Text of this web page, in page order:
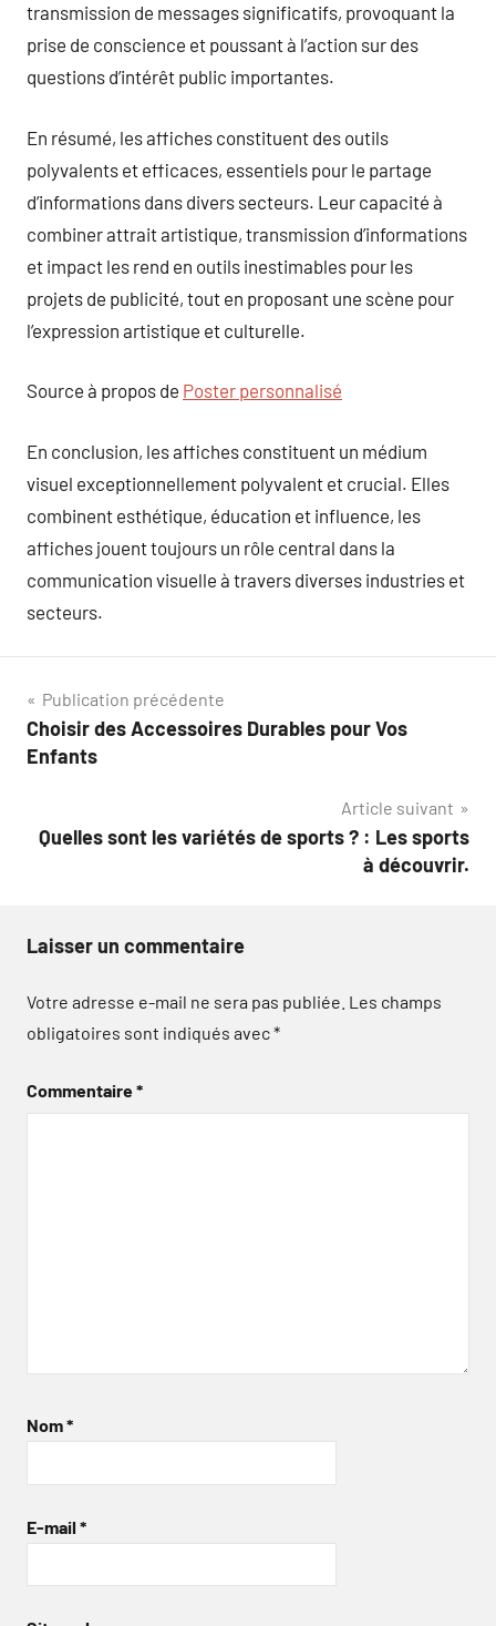
transmission de messages significatifs, provoquant la
prise de conscience et poussant à l’action sur des
questions d’intérêt public importantes.
En résumé, les affiches constituent des outils
polyvalents et efficaces, essentiels pour le partage
d’informations dans divers secteurs. Leur capacité à
combiner attrait artistique, transmission d’informations
et impact les rend en outils inestimables pour les
projets de publicité, tout en proposant une scène pour
l’expression artistique et culturelle.
Source à propos de Poster personnalisé
En conclusion, les affiches constituent un médium
visuel exceptionnellement polyvalent et crucial. Elles
combinent esthétique, éducation et influence, les
affiches jouent toujours un rôle central dans la
communication visuelle à travers diverses industries et
secteurs.
Navigation
de
Publication précédente
Choisir des Accessoires Durables pour Vos
Enfants
Article suivant
Quelles sont les variétés de sports ? : Les sports
à découvrir.
Laisser un commentaire
Votre adresse e-mail ne sera pas publiée. Les champs
obligatoires sont indiqués avec*
Commentaire*
Nom*
E-mail *